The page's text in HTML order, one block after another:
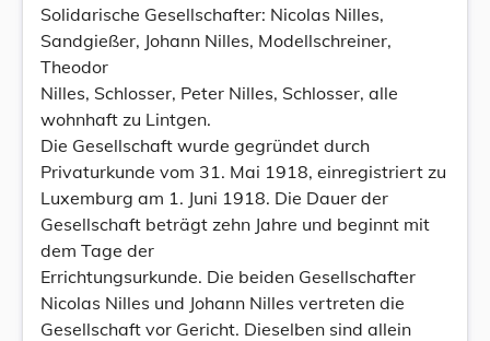
Solidarische Gesellschafter: Nicolas Nilles,
Sandgießer, Johann Nilles, Modellschreiner,
Theodor
Nilles, Schlosser, Peter Nilles, Schlosser, alle
wohnhaft zu Lintgen.
Die Gesellschaft wurde gegründet durch
Privaturkunde vom 31. Mai 1918, einregistriert zu
Luxemburg am 1. Juni 1918. Die Dauer der
Gesellschaft beträgt zehn Jahre und beginnt mit
dem Tage der
Errichtungsurkunde. Die beiden Gesellschafter
Nicolas Nilles und Johann Nilles vertreten die
Gesellschaft vor Gericht. Dieselben sind allein